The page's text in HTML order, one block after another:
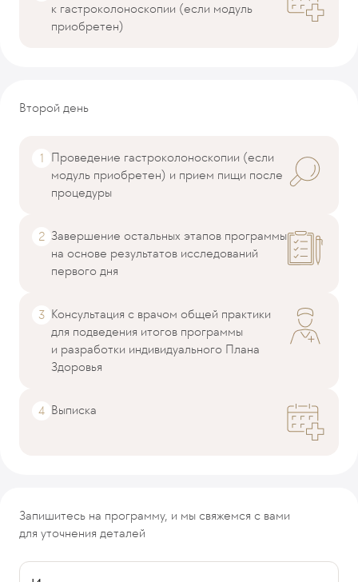
к гастроколоноскопии (если модуль
приобретен)
Второй день
Проведение гастроколоноскопии (если
модуль приобретен) и прием пищи после
процедуры
Завершение остальных этапов программы
на основе результатов исследований
первого дня
Консультация с врачом общей практики
для подведения итогов программы
и разработки индивидуального Плана
Здоровья
Выписка
Запишитесь на программу, и мы свяжемся с вами
для уточнения деталей